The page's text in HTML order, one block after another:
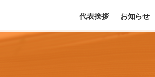
代表挨拶 お知らせ